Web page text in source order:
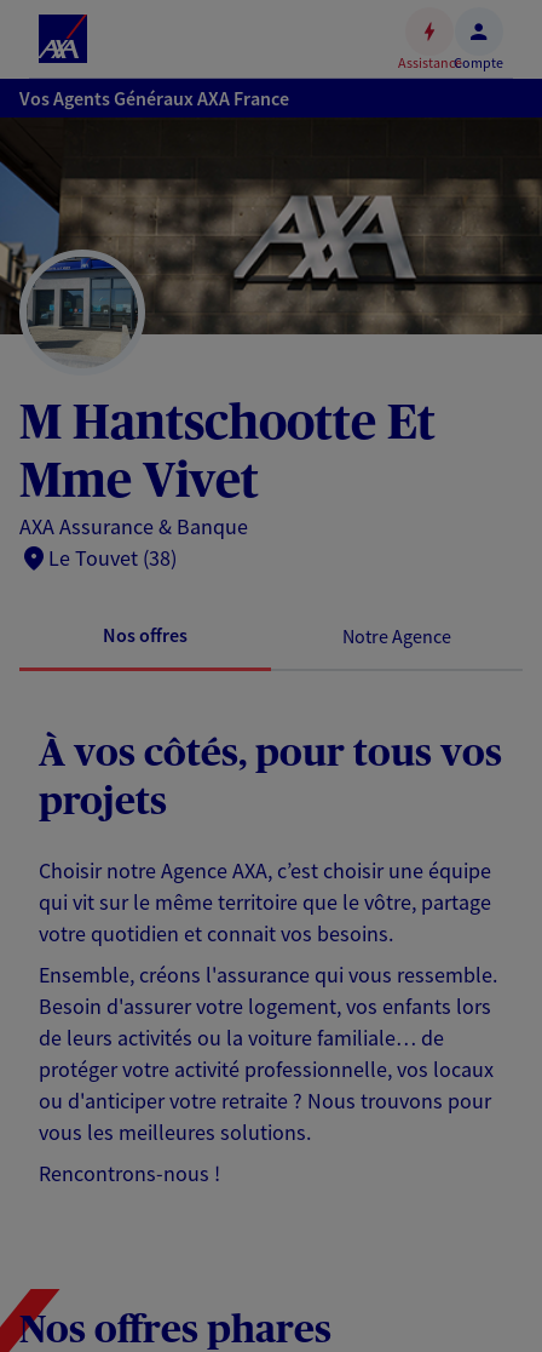
Accéder
au
Accéder
au
pied
de
page
AssistanceCompte
Vos Agents Généraux AXA France
M Hantschootte Et
Mme Vivet
AXA Assurance & Banque
Le Touvet (38)
Nos offres Notre Agence
À vos côtés, pour tous vos
projets
Choisir notre Agence AXA, c’est choisir une équipe
qui vit sur le même territoire que le vôtre, partage
votre quotidien et connait vos besoins.
Ensemble, créons l'assurance qui vous ressemble.
Besoin d'assurer votre logement, vos enfants lors
de leurs activités ou la voiture familiale… de
protéger votre activité professionnelle, vos locaux
ou d'anticiper votre retraite ? Nous trouvons pour
vous les meilleures solutions.
Rencontrons-nous !
Nos offres phares